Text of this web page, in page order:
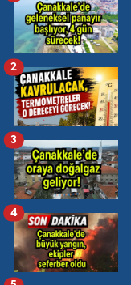
2
3
4